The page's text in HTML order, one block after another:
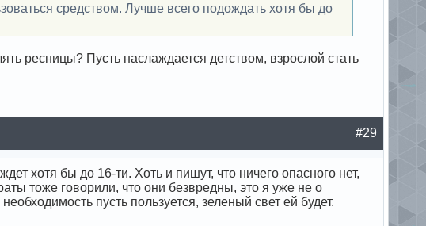
средством. Лучше всего подождать хотя бы до
ресницы? Пусть наслаждается детством, взрослой стать
#29
хотя бы до 16-ти. Хоть и пишут, что ничего опасного нет,
тоже говорили, что они безвредны, это я уже не о
пусть пользуется, зеленый свет ей будет.